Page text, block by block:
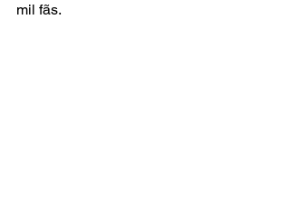
mil fãs.